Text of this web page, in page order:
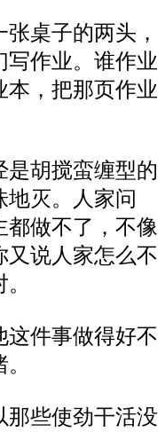
桌子的两头，
作业。 谁作业
本，把那页作业
是胡搅蛮缠型的
地灭。人家问
都做不了，不像
又说人家怎么不
这件事做得好不
那些使劲干活没